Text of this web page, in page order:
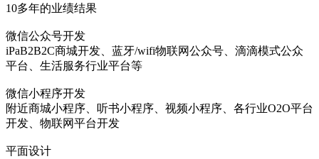
10多年的业绩结果
微信公众号开发
iPaB2B2C商城开发、蓝牙/wifi物联网公众号、滴滴模式公众
平台、生活服务行业平台等
微信小程序开发
附近商城小程序、听书小程序、视频小程序、各行业O2O平台
开发、物联网平台开发
平面设计